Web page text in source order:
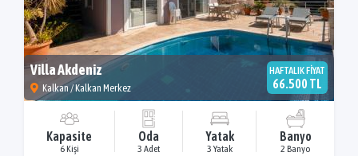
Villa Akdeniz
Kalkan / Kalkan Merkez
HAFTALIK FİYAT
66.500 TL
Kapasite
6 Kişi
Oda
3 Adet
Yatak
3 Yatak
Banyo
2 Banyo